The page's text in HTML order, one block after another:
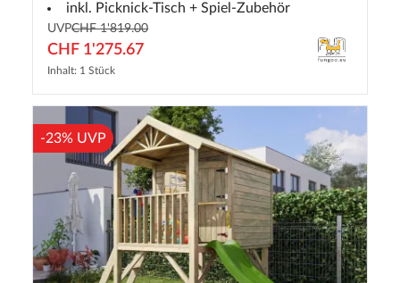
inkl. Picknick-Tisch + Spiel-Zubehör
UVPCHF 1'819.00
CHF 1'275.67
Inhalt: 1 Stück
-23% UVP